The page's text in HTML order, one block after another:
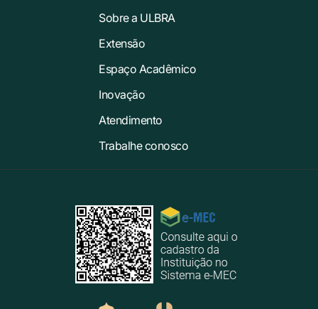
Sobre a ULBRA
Extensão
Espaço Acadêmico
Inovação
Atendimento
Trabalhe conosco